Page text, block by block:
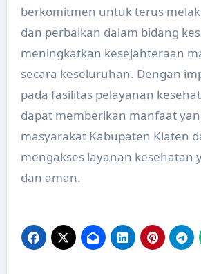
berkomitmen untuk terus
dan perbaikan dalam bidang
meningkatkan kesejahteraan
secara keseluruhan. Dengan
pada fasilitas pelayanan
dapat memberikan manfaat
masyarakat Kabupaten Klaten
mengakses layanan kesehatan
dan aman.